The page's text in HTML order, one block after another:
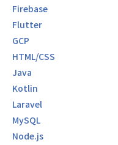
Firebase
Flutter
GCP
HTML/CSS
Java
Kotlin
Laravel
MySQL
Node.js